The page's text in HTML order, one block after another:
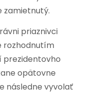
zamietnutý.
priaznivci
rozhodnutím
prezidentovho
opätovne
následne vyvolať